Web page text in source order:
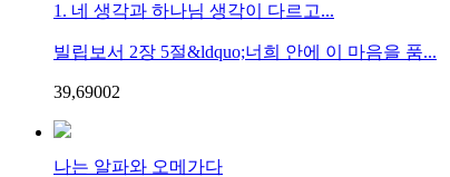
1. 네 생각과 하나님 생각이 다르고...
빌립보서 2장 5절&ldquo;너희 안에 이 마음을 품...
39,69002
나는 알파와 오메가다